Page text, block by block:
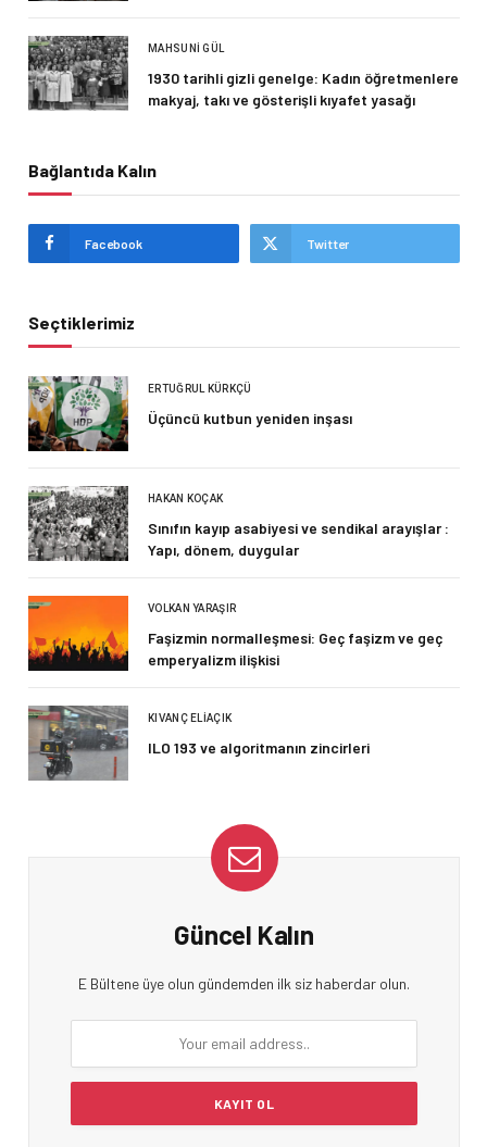
MAHSUNI GÜL
1930 tarihli gizli genelge: Kadın öğretmenlere
makyaj, takı ve gösterişli kıyafet yasağı
Bağlantıda Kalın
Facebook Twitter
Seçtiklerimiz
ERTUĞRUL KÜRKÇÜ
Üçüncü kutbun yeniden inşası
HAKAN KOÇAK
Sınıfın kayıp asabiyesi ve sendikal arayışlar :
Yapı, dönem, duygular
VOLKAN YARAŞIR
Faşizmin normalleşmesi: Geç faşizm ve geç
emperyalizm ilişkisi
KIVANÇ ELIAÇIK
ILO 193 ve algoritmanın zincirleri
Güncel Kalın
E Bültene üye olun gündemden ilk siz haberdar olun.